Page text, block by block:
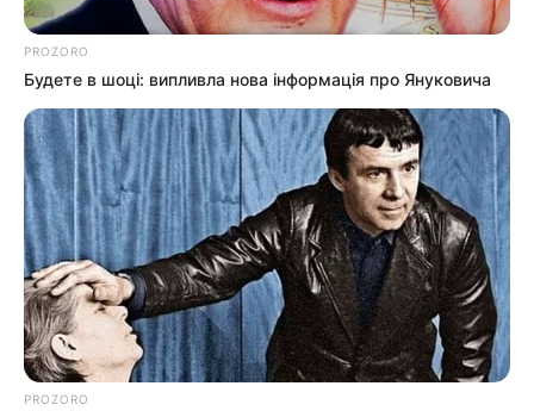
Пов’язаний запис
PROZORO
Будете в шоці: випливла нова інформація про Януковича
PROZORO